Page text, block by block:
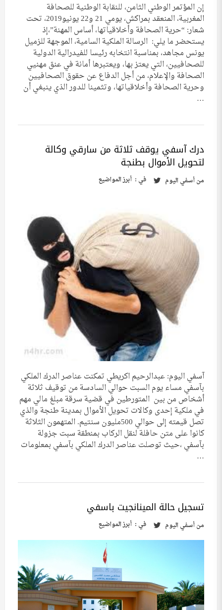
إن المؤتمر الوطني الثامن، للنقابة الوطنية للصحافة
المغربية، المنعقد بمراكش، يومي 21 و22 يونيو2019، تحت
شعار: “حرية الصحافة وأخلاقياتها، أساس المهنة”،إذ
يستحضر ما يلي: الرسالة الملكية السامية، الموجهة للزميل
يونس مجاهد، بمناسبة انتخابه رئيسا للفيدرالية الدولية
للصحافيين، التي يعتز بها، ويعتبرها أمانة في عنق مهنيي
الصحافة والإعلام، من أجل الدفاع عن حقوق الصحافيين
وحرية الصحافة وأخلاقياتها، وتثمينا للدور الذي ينبغي أن
…
درك آسفي يوقف ثلاثة من سارقي وكالة
لتحويل الأموال بطنجة
منأسفي اليوم في : أبرز المواضيع
آسفي اليوم: عبدالرحيم اكريطي تمكنت عناصر الدرك الملكي
بآسفي مساء يوم السبت حوالي السادسة من توقيف ثلاثة
أشخاص من بين المتورطين في قضية سرقة مبلغ مالي مهم
في ملكية إحدى وكالات تحويل الأموال بمدينة طنجة والذي
تصل قيمته إلى حوالي 500مليون سنتيم. المتهمون الثلاثة
كانوا على متن حافلة لنقل الركاب بمنطقة سبت جزولة
بآسفي ،حيث توصلت عناصر الدرك الملكي بآسفي بمعلومات
…
تسجيل حالة المينانجيت باسفي
منأسفي اليوم في : أبرز المواضيع